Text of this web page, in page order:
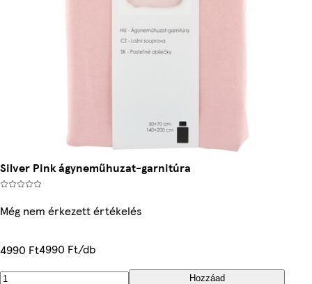
Silver Pink ágyneműhuzat-garnitúra
Még nem érkezett értékelés
4990 Ft4990 Ft/db
Hozzáad